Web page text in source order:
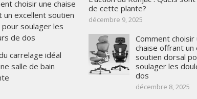
choisir une chaise
un excellent soutien
soulager les
de dos
carrelage idéal
salle de bain
de cette plante?
décembre 9, 2025
Comment choisir
chaise offrant un
soutien dorsal
soulager les
dos
décembre 8, 2025